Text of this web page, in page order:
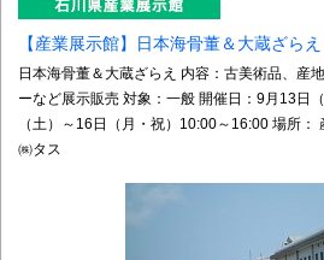
【産業展示館】日本海骨董＆大蔵ざらえ
日本海骨董＆大蔵ざらえ 内容：古美術品、産
ーなど展示販売 対象：一般 開催日：9月13日
（土）～16日（月・祝）10:00～16:00 場所：
㈱タス